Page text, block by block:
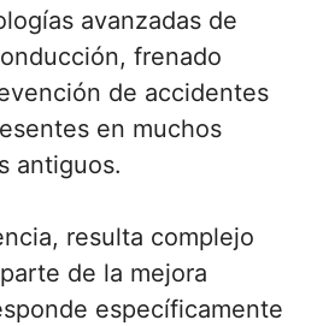
avanzadas de
frenado
de accidentes
en muchos
antiguos.
resulta complejo
de la mejora
específicamente